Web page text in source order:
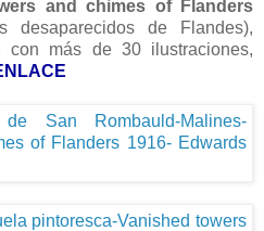
and chimes of Flanders
desaparecidos de Flandes),
con más de 30 ilustraciones,